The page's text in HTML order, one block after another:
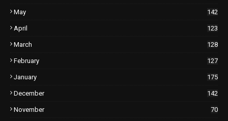
May 142
April 123
March 128
February 127
January 175
December 142
November 70